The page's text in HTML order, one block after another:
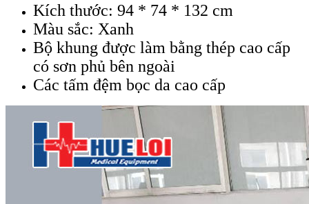
Kích thước: 94 * 74 * 132 cm
Màu sắc: Xanh
Bộ khung được làm bằng thép cao cấp
có sơn phủ bên ngoài
Các tấm đệm bọc da cao cấp